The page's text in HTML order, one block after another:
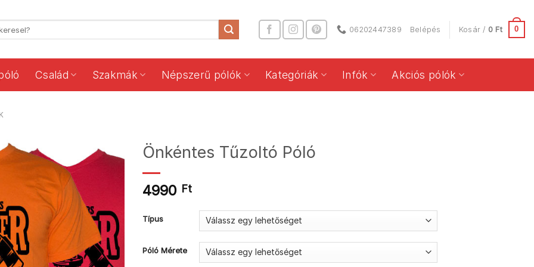
06202447389 Belépés Kosár / 0 Ft 0
Család Szakmák Népszerű pólók Kategóriák Infók Akciós pólók
Önkéntes Tűzoltó Póló
4990 Ft
Típus
Póló Mérete